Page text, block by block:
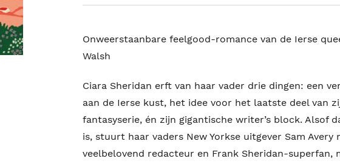
Onweerstaanbare feelgood-romance van de Ierse
Walsh
Ciara Sheridan erft van haar vader drie dingen: een
aan de Ierse kust, het idee voor het laatste deel van
fantasyserie, én zijn gigantische writer’s block. Alsof
is, stuurt haar vaders New Yorkse uitgever Sam Avery
veelbelovend redacteur en Frank Sheridan-superfan,